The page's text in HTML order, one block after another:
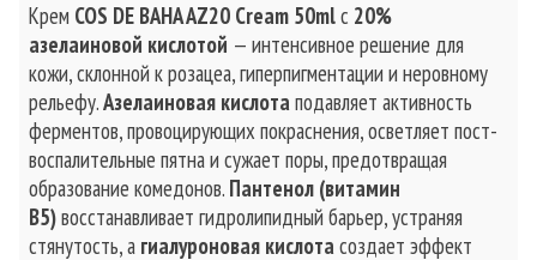
Крем COS DE BAHA AZ20 Cream 50mlс 20%
азелаиновой кислотой — интенсивное решение для
кожи, склонной к розацеа, гиперпигментации и неровному
рельефу.Азелаиновая кислотаподавляет активность
ферментов, провоцирующих покраснения, осветляет пост-
воспалительные пятна и сужает поры, предотвращая
образование комедонов. Пантенол (витамин
B5)восстанавливает гидролипидный барьер, устраняя
стянутость, а гиалуроновая кислотасоздает эффект